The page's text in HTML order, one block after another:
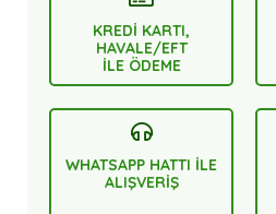
KREDİ KARTI,
HAVALE/EFT
İLE ÖDEME
WHATSAPP HATTI İLE
ALIŞVERİŞ